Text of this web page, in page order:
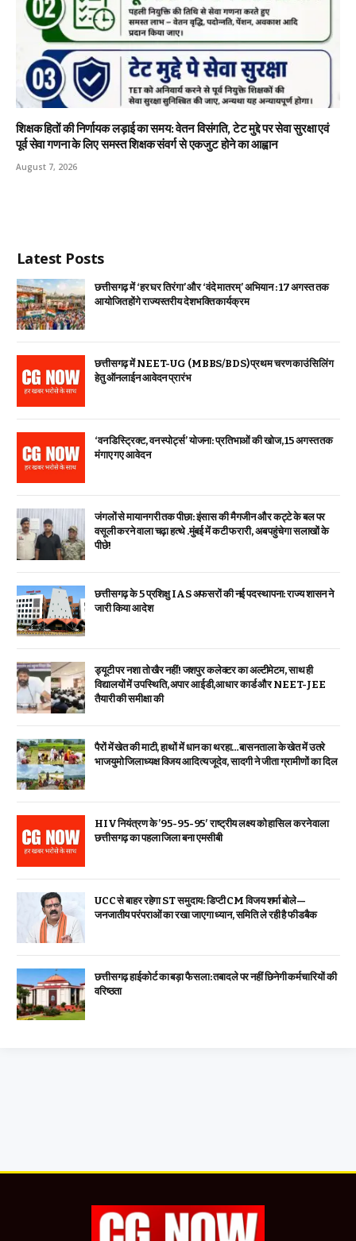
शिक्षक हितों की निर्णायक लड़ाई का समय: वेतन विसंगति, टेट मुद्दे पर सेवा सुरक्षा एवं
पूर्व सेवा गणना के लिए समस्त शिक्षक संवर्ग से एकजुट होने का आह्वान
August 7, 2026
Latest Posts
छत्तीसगढ़ में ‘हर घर तिरंगा’ और ‘वंदे मातरम्’ अभियान : 17 अगस्त तक
आयोजित होंगे राज्यस्तरीय देशभक्ति कार्यक्रम
छत्तीसगढ़ में NEET-UG (MBBS/BDS) प्रथम चरण काउंसिलिंग
हेतु ऑनलाईन आवेदन प्रारंभ
‘वन डिस्ट्रिक्ट, वन स्पोर्ट्स’ योजना: प्रतिभाओं की खोज, 15 अगस्त तक
मंगाए गए आवेदन
जंगलों से मायानगरी तक पीछा: इंसास की मैगजीन और कट्टे के बल पर
वसूली करने वाला चढ़ा हत्थे .मुंबई में कटी फरारी, अब पहुंचेगा सलाखों के
पीछे!
छत्तीसगढ़ के 5 प्रशिक्षु IAS अफसरों की नई पदस्थापना: राज्य शासन ने
जारी किया आदेश
ड्यूटी पर नशा तो खैर नहीं! जशपुर कलेक्टर का अल्टीमेटम, साथ ही
विद्यालयों में उपस्थिति, अपार आईडी,आधार कार्ड और NEET-JEE
तैयारी की समीक्षा की
पैरों में खेत की माटी, हाथों में धान का थरहा…बासनताला के खेत में उतरे
भाजयुमो जिलाध्यक्ष विजय आदित्य जूदेव, सादगी ने जीता ग्रामीणों का दिल
HIV नियंत्रण के ’95-95-95′ राष्ट्रीय लक्ष्य को हासिल करने वाला
छत्तीसगढ़ का पहला जिला बना एमसीबी
UCC से बाहर रहेगा ST समुदाय: डिप्टी CM विजय शर्मा बोले—
जनजातीय परंपराओं का रखा जाएगा ध्यान, समिति ले रही है फीडबैक
छत्तीसगढ़ हाईकोर्ट का बड़ा फैसला: तबादले पर नहीं छिनेगी कर्मचारियों की
वरिष्ठता